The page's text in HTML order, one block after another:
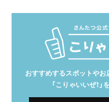
おすすめするスポットやお
「こりゃいいぜ！」